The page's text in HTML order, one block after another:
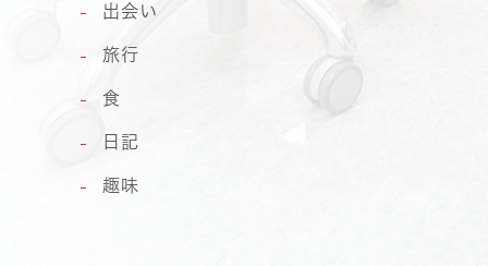
出会い
旅行
食
日記
趣味